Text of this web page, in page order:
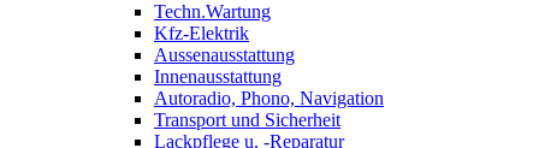
Techn.Wartung
Kfz-Elektrik
Aussenausstattung
Innenausstattung
Autoradio, Phono, Navigation
Transport und Sicherheit
Lackpflege u. -Reparatur